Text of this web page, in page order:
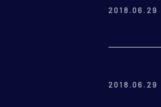
2018.06.29
2018.06.29